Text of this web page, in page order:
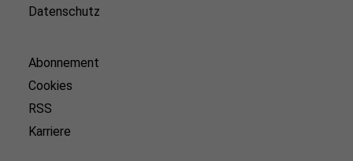
Datenschutz
Abonnement
Cookies
RSS
Karriere